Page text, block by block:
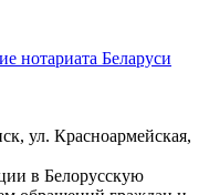
нотариата Беларуси
ул. Красноармейская,
в Белорусскую